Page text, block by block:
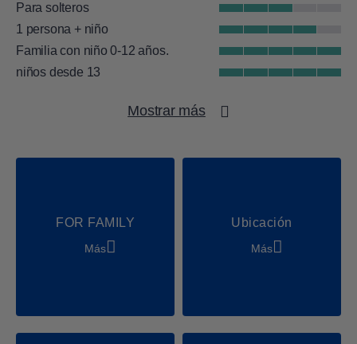
Para solteros
1 persona + niño
Familia con niño 0-12 años.
niños desde 13
Deportes náutico
Beachvolleyball
Mostrar más
FOR FAMILY
Más
Ubicación
Más